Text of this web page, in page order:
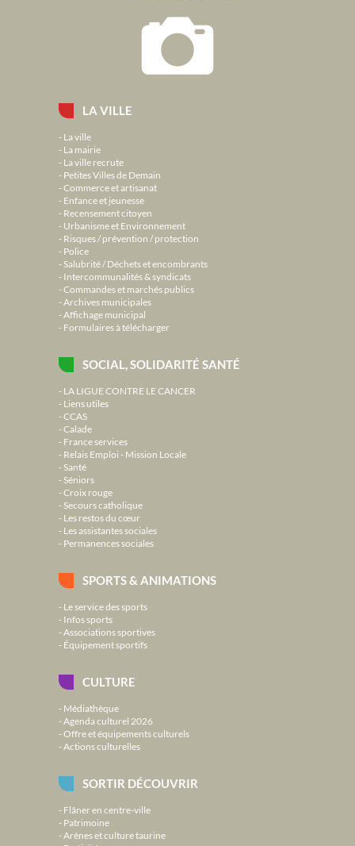
LA VILLE
La ville
La mairie
La ville recrute
Petites Villes de Demain
Commerce et artisanat
Enfance et jeunesse
Recensement citoyen
Urbanisme et Environnement
Risques / prévention / protection
Police
Salubrité / Déchets et encombrants
Intercommunalités & syndicats
Commandes et marchés publics
Archives municipales
Affichage municipal
Formulaires à télécharger
SOCIAL, SOLIDARITÉ SANTÉ
LA LIGUE CONTRE LE CANCER
Liens utiles
CCAS
Calade
France services
Relais Emploi - Mission Locale
Santé
Séniors
Croix rouge
Secours catholique
Les restos du cœur
Les assistantes sociales
Permanences sociales
SPORTS & ANIMATIONS
Le service des sports
Infos sports
Associations sportives
Équipement sportifs
CULTURE
Médiathèque
Agenda culturel 2026
Offre et équipements culturels
Actions culturelles
SORTIR DÉCOUVRIR
Flâner en centre-ville
Patrimoine
Arènes et culture taurine